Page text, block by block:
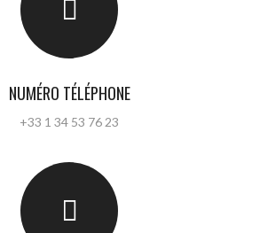
NUMÉRO TÉLÉPHONE
+33 1 34 53 76 23